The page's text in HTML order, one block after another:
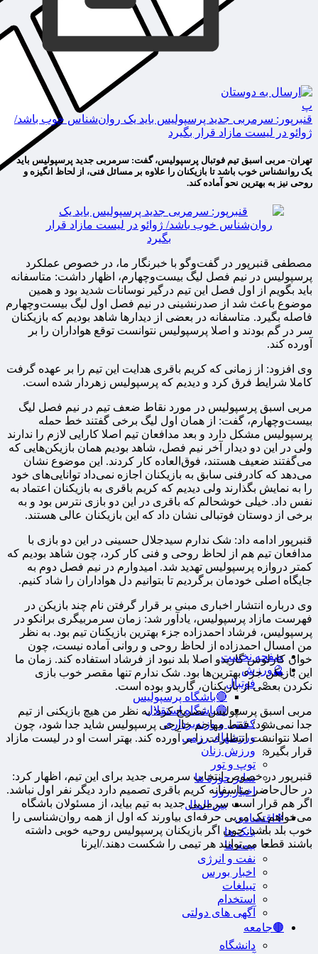
صفحه نخست
🔮ورزش
فوتبال
🔴باشگاه پرسپولیس
🔵باشگاه استقلال
کشتی و وزنه‌برداری
ورزشهای رزمی
ورزش زنان
توپ و تور
سایر حوزه ها
اخبار روز
بین الملل
❇اقتصادی
بانک ها
بیمه ها
نفت و انرژی
اخبار بورس
تبیلغات
استخدام
آگهی های دولتی
🟤جامعه
دانشگاه
پ
قنبرپور: سرمربی جدید پرسپولیس باید یک روان‌شناس خوب باشد/
ژوائو در لیست مازاد قرار بگیرد
تهران- مربی اسبق تیم فوتبال پرسپولیس، گفت: سرمربی جدید پرسپولیس باید
یک روانشناس خوب باشد تا بازیکنان را علاوه بر مسائل فنی، از لحاظ انگیزه و
روحی نیز به بهترین نحو آماده کند.
مصطفی قنبرپور در گفت‌وگو با خبرنگار ما، در خصوص عملکرد
پرسپولیس در نیم فصل لیگ بیست‌وچهارم، اظهار داشت:‌ متاسفانه
باید بگویم از اول فصل این تیم درگیر نوسانات شدید بود و همین
موضوع باعث شد از صدرنشینی در نیم فصل اول لیگ بیست‌وچهارم
فاصله بگیرد. متاسفانه در بعضی از دیدارها شاهد بودیم که بازیکنان
سر در گم بودند و اصلا پرسپولیس نتوانست توقع هواداران را بر
آورده کند.
وی افزود:‌ از زمانی که کریم باقری هدایت این تیم را بر عهده گرفت
کاملا شرایط فرق کرد و دیدیم که پرسپولیس زهردار شده است.
مربی اسبق پرسپولیس در مورد نقاط ضعف تیم در نیم فصل لیگ
بیست‌وچهارم، گفت: از همان اول لیگ برخی‌ گفتند خط حمله
پرسپولیس مشکل دارد و بعد مدافعان تیم اصلا کارایی لازم را ندارند
ولی در این دو دیدار آخر نیم فصل، شاهد بودیم همان بازیکن‌هایی که
می‌گفتند ضعیف هستند، فوق‌العاده کار کردند. این موضوع نشان
می‌دهد که کادرفنی سابق به بازیکنان اجازه نمی‌داد توانایی‌های خود
را به نمایش بگذارند ولی دیدیم که کریم باقری به بازیکنان اعتماد به
نفس داد. خیلی خوشحالم که باقری در این دو بازی نترس بود و به
برخی از دوستان فوتبالی نشان داد که این بازیکنان عالی هستند.
قنبرپور ادامه داد: شک ندارم سیدجلال حسینی در این دو بازی با
مدافعان تیم هم از لحاظ روحی و فنی کار کرد، چون شاهد بودیم که
کمتر دروازه‌ پرسپولیس تهدید شد. امیدوارم در نیم فصل دوم به
جایگاه اصلی خودمان برگردیم تا بتوانیم دل هواداران را شاد کنیم.
وی درباره انتشار اخباری مبنی بر قرار گرفتن نام چند بازیکن در
فهرست مازاد پرسپولیس، یادآور شد: زمان سرمربیگری برانکو در
پرسپولیس، فرشاد احمدزاده جزء بهترین‌ بازیکنان تیم بود. به نظر
من امسال احمدزاده از لحاظ روحی و روانی آماده نیست، چون
خوان کارلوس گاریدو اصلا بلد نبود از فرشاد استفاده کند. زمان ما
این بازیکن جزء بهترین‌ها بود. شک ندارم تنها مقصر خوب بازی
نکردن بعضی از بازیکنان، گاریدو بوده است.
مربی اسبق پرسپولیس تصریح کرد:‌ به نظر من هیچ بازیکنی از تیم
جدا نمی‌شود؛ فقط مهاجم خارجی پرسپولیس شاید جدا شود، چون
اصلا نتوانست انتظارات را بر آورده کند. بهتر است او در لیست مازاد
قرار بگیرد.
قنبرپور در خصوص انتخاب سرمربی جدید برای این تیم، اظهار کرد:
در حال‌حاضر متاسفانه کریم باقری تصمیم دارد دیگر نفر اول نباشد.
اگر هم قرار است سرمربی جدید به تیم بیاید، از مسئولان باشگاه
می‌خواهم یک مربی حرفه‌ای بیاورند که اول از همه روان‌شناسی را
خوب بلد باشد. چون اگر بازیکنان پرسپولیس روحیه خوبی داشته
باشند قطعا می‌توانند هر تیمی را شکست دهند./ایرنا